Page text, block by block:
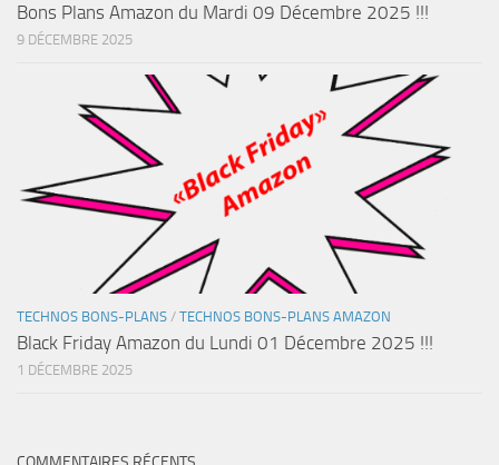
Bons Plans Amazon du Mardi 09 Décembre 2025 !!!
9 DÉCEMBRE 2025
TECHNOS BONS-PLANS / TECHNOS BONS-PLANS AMAZON
Black Friday Amazon du Lundi 01 Décembre 2025 !!!
1 DÉCEMBRE 2025